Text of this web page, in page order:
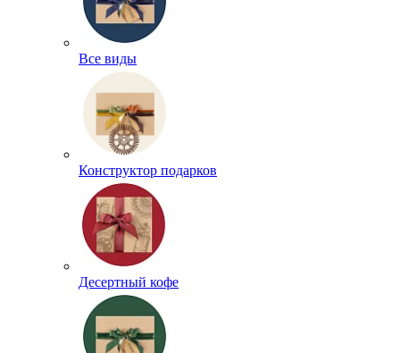
Все виды
Конструктор подарков
Десертный кофе